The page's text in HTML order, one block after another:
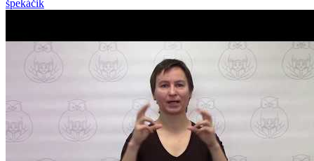
špekáčik